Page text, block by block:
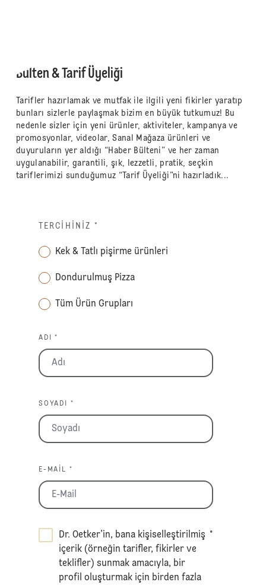
Bülten & Tarif Üyeliği
Tarifler hazırlamak ve mutfak ile ilgili yeni fikirler yaratıp
bunları sizlerle paylaşmak bizim en büyük tutkumuz! Bu
nedenle sizler için yeni ürünler, aktiviteler, kampanya ve
promosyonlar, videolar, Sanal Mağaza ürünleri ve
duyuruların yer aldığı “Haber Bülteni” ve her zaman
uygulanabilir, garantili, şık, lezzetli, pratik, seçkin
tariflerimizi sunduğumuz “Tarif Üyeliği”ni hazırladık...
TERCIHINIZ *
Kek & Tatlı pişirme ürünleri
Dondurulmuş Pizza
Tüm Ürün Grupları
ADI *
SOYADI *
E-MAIL *
Dr. Oetker’in, bana kişiselleştirilmiş
içerik (örneğin tarifler, fikirler ve
teklifler) sunmak amacıyla, bir
profil oluşturmak için birden fazla
*